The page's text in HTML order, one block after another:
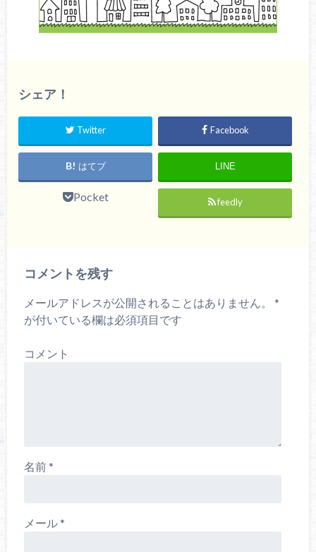
シェア！
Twitter Facebook
はてブ LINE
Pocket feedly
コメントを残す
メールアドレスが公開されることはありません。
*
が付いている欄は必須項目です
コメント
名前*
メール*